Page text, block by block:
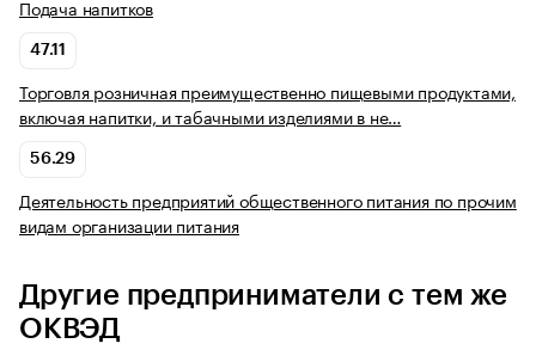
Подача напитков
47.11
Торговля розничная преимущественно пищевыми продуктами,
включая напитки, и табачными изделиями в не…
56.29
Деятельность предприятий общественного питания по прочим
видам организации питания
Другие предприниматели с тем же
ОКВЭД